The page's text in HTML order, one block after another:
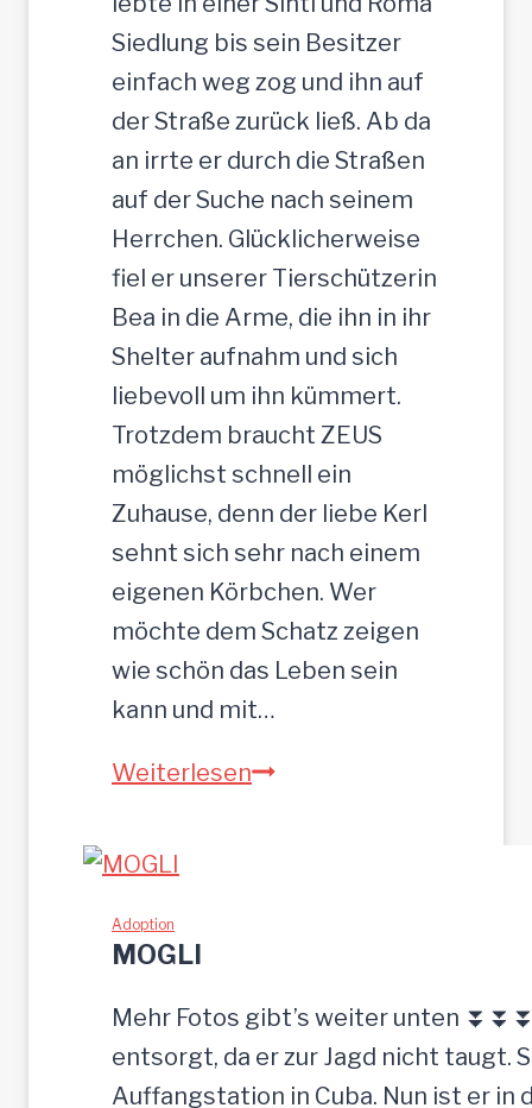
J
u
n
g
-
R
ü
d
e
,
3
5
c
m
Siedlung bis sein Besitzer
einfach weg zog und ihn auf
der Straße zurück ließ. Ab da
an irrte er durch die Straßen
auf der Suche nach seinem
Herrchen. Glücklicherweise
fiel er unserer Tierschützerin
Bea in die Arme, die ihn in ihr
Shelter aufnahm und sich
liebevoll um ihn kümmert.
Trotzdem braucht ZEUS
möglichst schnell ein
Zuhause, denn der liebe Kerl
sehnt sich sehr nach einem
eigenen Körbchen. Wer
möchte dem Schatz zeigen
wie schön das Leben sein
kann und mit…
WeiterlesenZ
r
d
e
Adoption
MOGLI
Mehr Fotos gibt’s weiter unten
entsorgt, da er zur Jagd nicht taugt.
Auffangstation in Cuba. Nun ist er in